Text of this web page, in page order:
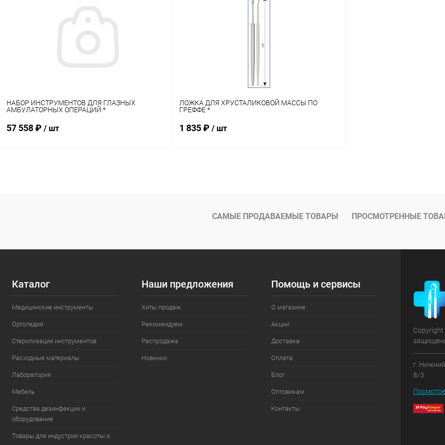
НАБОР ИНСТРУМЕНТОВ ДЛЯ ГЛАЗНЫХ
АМБУЛАТОРНЫХ ОПЕРАЦИЙ *
57 558 ₽ / шт
Купить в 1 клик Сравнение
ЛОЖКА ДЛЯ ХРУСТАЛИКОВОЙ МАССЫ ПО
ГРЕФФЕ *
1 835 ₽ / шт
Купить в 1 клик Сравнение
В избранное В наличии
САМЫЕ ПРОДАВАЕМЫЕ ТОВАРЫ ПРОСМОТРЕННЫЕ
Каталог
Медицинские инструменты
Ортопедия
Стерилизация инструментов
Расходные материалы
Лаборатория
Мебель
Средства дезинфекции и
оборудование
Товары для индустрии красоты и
Наши предложения
Хиты продаж
Рекомендуем
Распродажа
Новинки
Помощь и сервисы
О магазине
Акции
Доставка
Оплата
Блог
Оптовикам
Контакты
г.
8/3